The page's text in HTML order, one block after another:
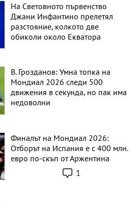
На Световното първенство
Джани Инфантино прелетял
разстояние, колкото две
обиколи около Екватора
В. Грозданов: Умна топка на
Мондиал 2026 следи 500
движения в секунда, но пак има
недоволни
Финалът на Мондиал 2026:
Отборът на Испания е с 400 млн.
евро по-скъп от Аржентина
1